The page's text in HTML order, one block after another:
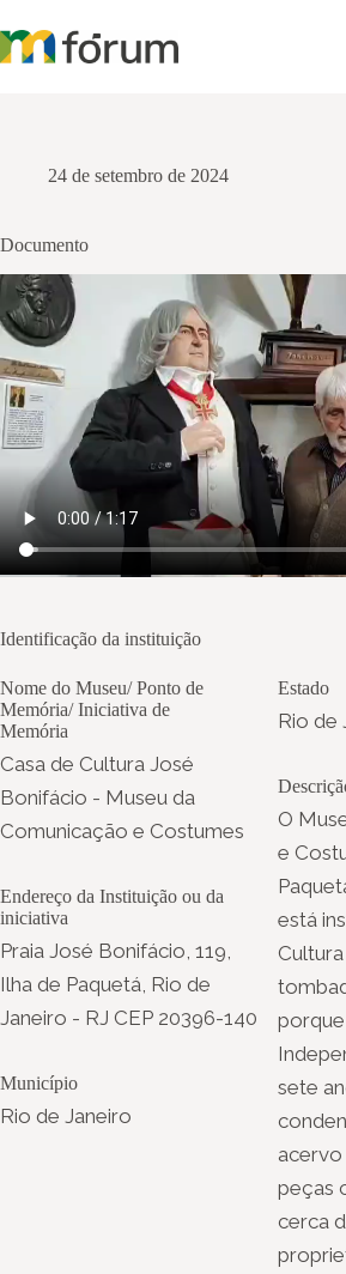
para
o
24 de setembro de 2024
Documento
Identificação da instituição
Nome do Museu/ Ponto de
Memória/ Iniciativa de
Memória
Casa de Cultura José
Bonifácio - Museu da
Comunicação e Costumes
Endereço da Instituição ou da
iniciativa
Praia José Bonifácio, 119,
Ilha de Paquetá, Rio de
Janeiro - RJ CEP 20396-140
Município
Rio de Janeiro
Estado
Rio de
O
e
está
sete
acervo
peças
cerca